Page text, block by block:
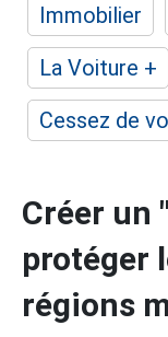
Immobilier
La Voiture +
Cessez de
Créer un
protéger
régions